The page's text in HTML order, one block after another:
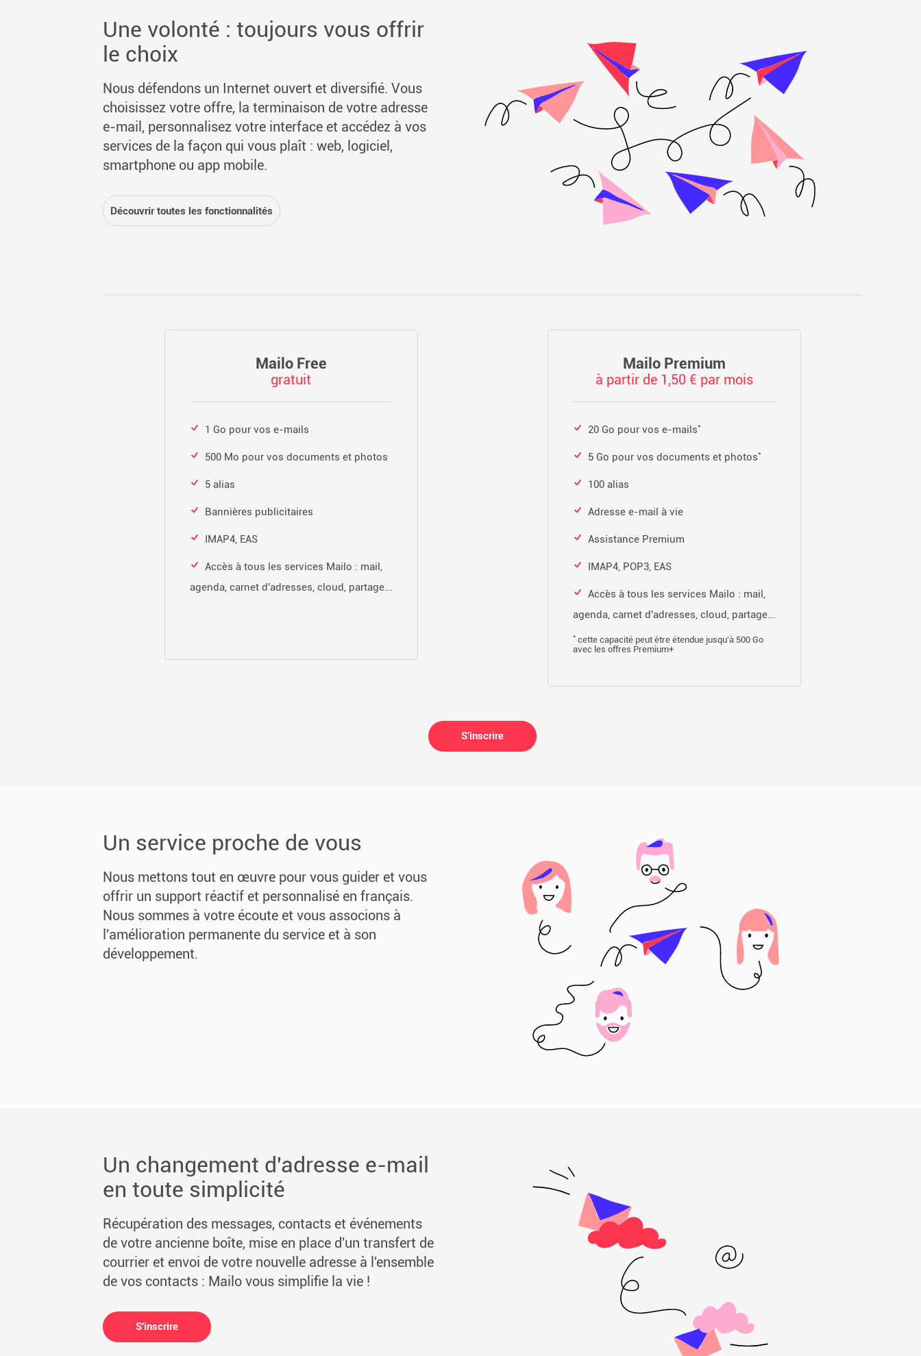
Une volonté : toujours vous offrir
le choix
Nous défendons un Internet ouvert et diversifié. Vous
choisissez votre offre, la terminaison de votre adresse
e-mail, personnalisez votre interface et accédez à vos
services de la façon qui vous plaît : web, logiciel,
smartphone ou app mobile.
Découvrir toutes les fonctionnalités
Mailo Free
gratuit
1 Go pour vos e-mails
500 Mo pour vos documents et photos
5 alias
Bannières publicitaires
IMAP4, EAS
Accès à tous les services Mailo : mail,
agenda, carnet d'adresses, cloud, partage...
Mailo Premium
à partir de 1,50 € par mois
20 Go pour vos e-mails*
5 Go pour vos documents et photos*
100 alias
Adresse e-mail à vie
Assistance Premium
IMAP4, POP3, EAS
Accès à tous les services Mailo : mail,
agenda, carnet d'adresses, cloud, partage...
*cette capacité peut être étendue jusqu'à 500 Go
avec les offres Premium+
S'inscrire
Un service proche de vous
Nous mettons tout en œuvre pour vous guider et vous
offrir un support réactif et personnalisé en français.
Nous sommes à votre écoute et vous associons à
l'amélioration permanente du service et à son
développement.
Un changement d'adresse e-mail
en toute simplicité
Récupération des messages, contacts et événements
de votre ancienne boîte, mise en place d'un transfert de
courrier et envoi de votre nouvelle adresse à l'ensemble
de vos contacts : Mailo vous simplifie la vie !
S'inscrire